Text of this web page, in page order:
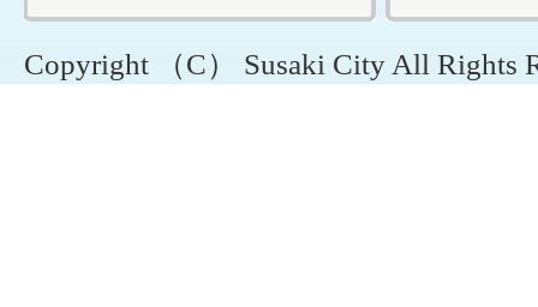
Copyright （C） Susaki City All Rights